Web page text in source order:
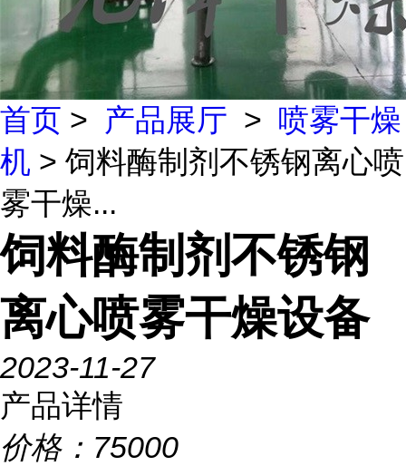
首页 > 产品展厅 > 喷雾干燥
机 > 饲料酶制剂不锈钢离心喷
雾干燥...
饲料酶制剂不锈钢
离心喷雾干燥设备
2023-11-27
产品详情
价格： 75000